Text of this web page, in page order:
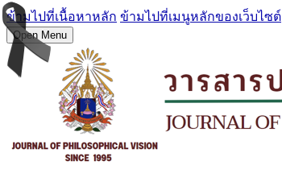
ข้ามไปที่เนื้อหาหลัก ข้ามไปที่เมนูหลักของเว็บไซต์
Open Menu